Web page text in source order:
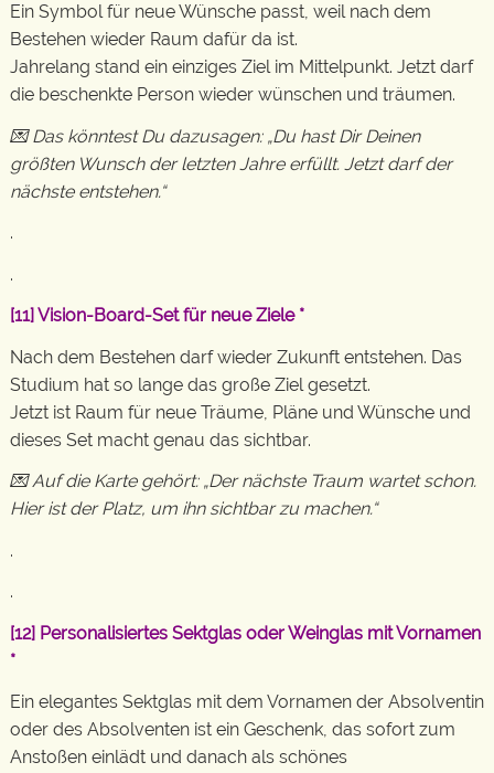
Ein Symbol für neue Wünsche passt, weil nach dem
Bestehen wieder Raum dafür da ist.
Jahrelang stand ein einziges Ziel im Mittelpunkt. Jetzt darf
die beschenkte Person wieder wünschen und träumen.
💌 Das könntest Du dazusagen: „Du hast Dir Deinen
größten Wunsch der letzten Jahre erfüllt. Jetzt darf der
nächste entstehen.“
.
.
[11]Vision-Board-Set für neue Ziele*
Nach dem Bestehen darf wieder Zukunft entstehen. Das
Studium hat so lange das große Ziel gesetzt.
Jetzt ist Raum für neue Träume, Pläne und Wünsche und
dieses Set macht genau das sichtbar.
💌 Auf die Karte gehört: „Der nächste Traum wartet schon.
Hier ist der Platz, um ihn sichtbar zu machen.“
.
.
[12] Personalisiertes Sektglas oder Weinglas mit Vornamen
*
Ein elegantes Sektglas mit dem Vornamen der Absolventin
oder des Absolventen ist ein Geschenk, das sofort zum
Anstoßen einlädt und danach als schönes